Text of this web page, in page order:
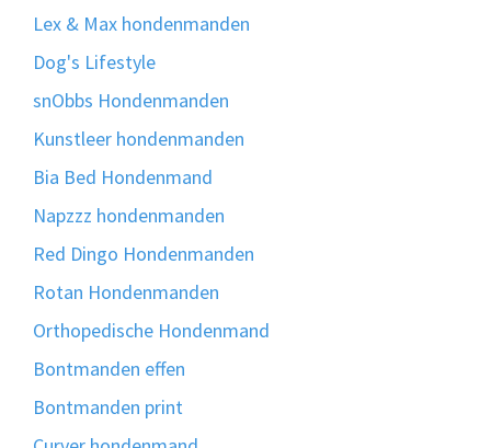
Lex & Max hondenmanden
Dog's Lifestyle
snObbs Hondenmanden
Kunstleer hondenmanden
Bia Bed Hondenmand
Napzzz hondenmanden
Red Dingo Hondenmanden
Rotan Hondenmanden
Orthopedische Hondenmand
Bontmanden effen
Bontmanden print